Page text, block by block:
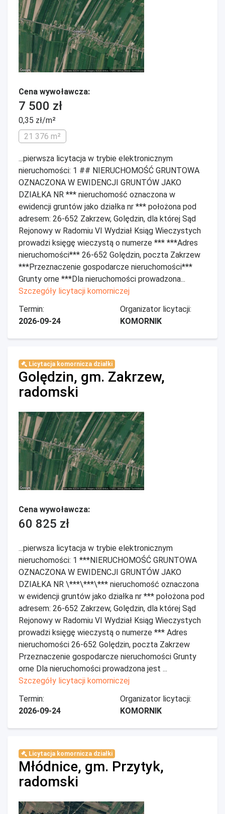
Cena wywoławcza:
7 500 zł
0,35 zł/m²
21 376 m²
...pierwsza licytacja w trybie elektronicznym
nieruchomości: 1 ## NIERUCHOMOŚĆ GRUNTOWA
OZNACZONA W EWIDENCJI GRUNTÓW JAKO
DZIAŁKA NR *** nieruchomość oznaczona w
ewidencji gruntów jako działka nr *** położona pod
adresem: 26-652 Zakrzew, Golędzin, dla której Sąd
Rejonowy w Radomiu VI Wydział Ksiąg Wieczystych
prowadzi księgę wieczystą o numerze *** ***Adres
nieruchomości*** 26-652 Golędzin, poczta Zakrzew
***Przeznaczenie gospodarcze nieruchomości***
Grunty orne ***Dla nieruchomości prowadzona...
Szczegóły licytacji komorniczej
Termin:
2026-09-24
Organizator licytacji:
KOMORNIK
Licytacja komornicza działki
Golędzin, gm. Zakrzew,
radomski
Cena wywoławcza:
60 825 zł
...pierwsza licytacja w trybie elektronicznym
nieruchomości: 1 ***NIERUCHOMOŚĆ GRUNTOWA
OZNACZONA W EWIDENCJI GRUNTÓW JAKO
DZIAŁKA NR \***\***\*** nieruchomość oznaczona
w ewidencji gruntów jako działka nr *** położona pod
adresem: 26-652 Zakrzew, Golędzin, dla której Sąd
Rejonowy w Radomiu VI Wydział Ksiąg Wieczystych
prowadzi księgę wieczystą o numerze *** Adres
nieruchomości 26-652 Golędzin, poczta Zakrzew
Przeznaczenie gospodarcze nieruchomości Grunty
orne Dla nieruchomości prowadzona jest ...
Szczegóły licytacji komorniczej
Termin:
2026-09-24
Organizator licytacji:
KOMORNIK
Licytacja komornicza działki
Młódnice, gm. Przytyk,
radomski